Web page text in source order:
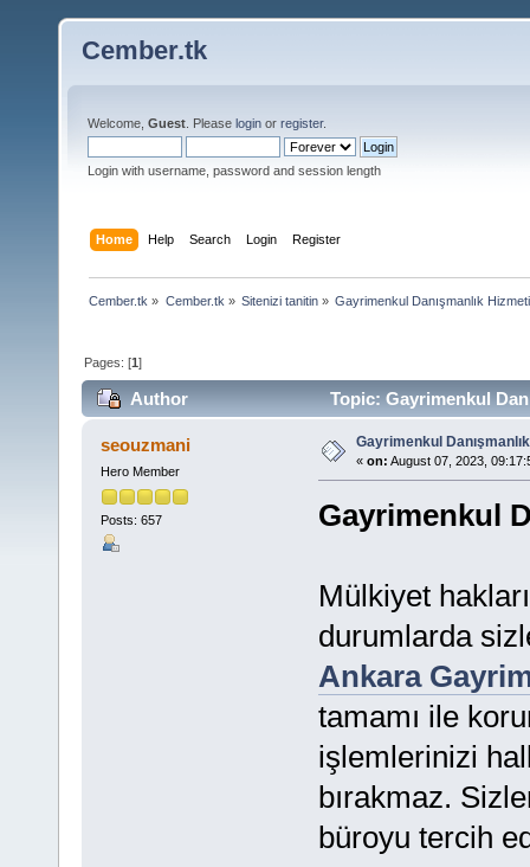
Cember.tk
Welcome, Guest . Please login or register.
Login with username, password and session length
Home Help Search Login Register
Cember.tk » Cember.tk » Sitenizi tanitin» Gayrimenkul Danışmanlık Hizmeti
Pages: [1]
Author Topic: Gayrimenkul
seouzmani
Hero Member
Posts: 657
Gayrimenkul
« on: August 07, 2023,
Gayrimenkul
Mülkiyet
durumlarda
Ankara
tamamı ile
işlemlerinizi
bırakmaz.
büroyu tercih